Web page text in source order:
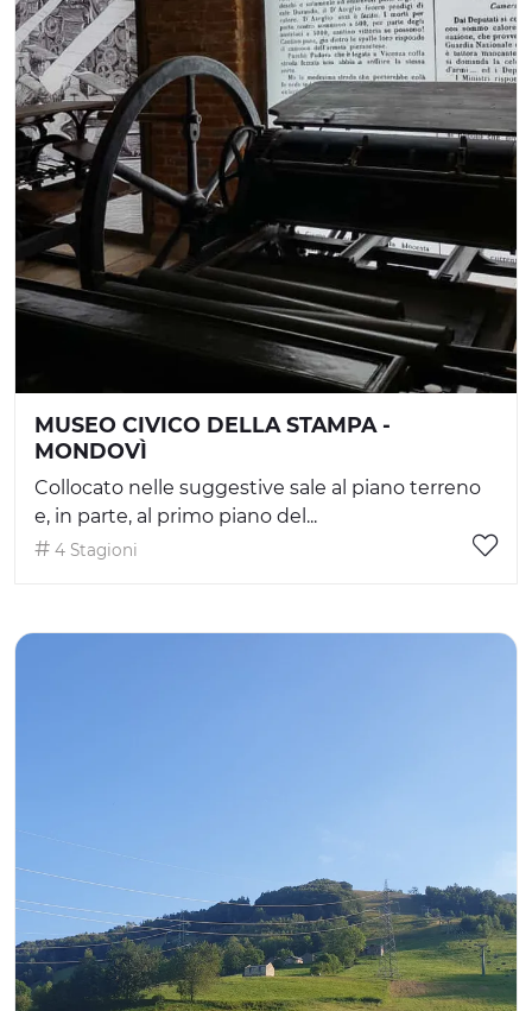
MUSEO CIVICO DELLA STAMPA -
MONDOVÌ
Collocato nelle suggestive sale al piano terreno
e, in parte, al primo piano del...
4 Stagioni